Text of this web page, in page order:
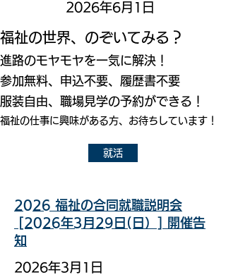
2026年6月1日
福祉の世界、のぞいてみる？
進路のモヤモヤを一気に解決！
参加無料、申込不要、履歴書不要
服装自由、職場見学の予約ができる！
福祉の仕事に興味がある方、お待ちしています！
就活
2026 福祉の合同就職説明会
[2026年3月29日(日）] 開催告
知
2026年3月1日